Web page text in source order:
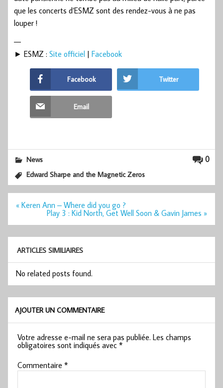
que les concerts d’ESMZ sont des rendez-vous à ne pas
louper !
—
► ESMZ : Site officiel | Facebook
Facebook Twitter
Email
0
News
Edward Sharpe and the Magnetic Zeros
Navigation
« Keren Ann – Where did you go ?
Play 3 : Kid North, Get Well Soon & Gavin James »
ARTICLES SIMILIAIRES
No related posts found.
AJOUTER UN COMMENTAIRE
Votre adresse e-mail ne sera pas publiée. Les champs
obligatoires sont indiqués avec*
Commentaire*